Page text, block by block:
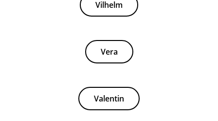
Vilhelm
Vera
Valentin